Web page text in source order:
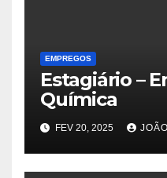
EMPREGOS
Estagiário –
Química
FEV 20, 2025